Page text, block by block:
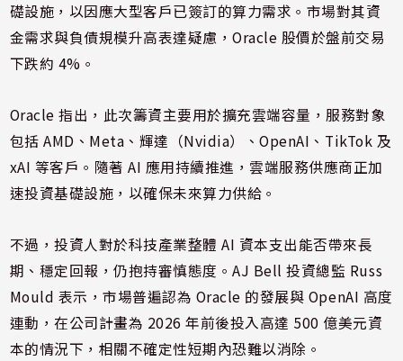
礎設施，以因應大型客戶已簽訂的算力需求。市場對其資
金需求與負債規模升高表達疑慮，Oracle 股價於盤前交易
下跌約 4%。
Oracle 指出，此次籌資主要用於擴充雲端容量，服務對象
包括 AMD、Meta、輝達（Nvidia）、OpenAI、TikTok 及
xAI 等客戶。隨著 AI 應用持續推進，雲端服務供應商正加
速投資基礎設施，以確保未來算力供給。
不過，投資人對於科技產業整體 AI 資本支出能否帶來長
期、穩定回報，仍抱持審慎態度。AJ Bell 投資總監 Russ
Mould 表示，市場普遍認為 Oracle 的發展與 OpenAI 高度
連動，在公司計畫為 2026 年前後投入高達 500 億美元資
本的情況下，相關不確定性短期內恐難以消除。